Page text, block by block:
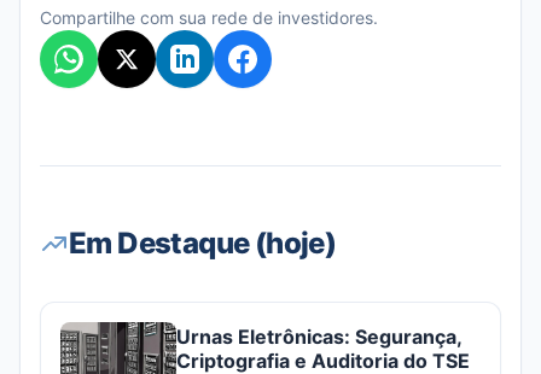
Compartilhe com sua rede de investidores.
Em Destaque (hoje)
Urnas Eletrônicas: Segurança,
Criptografia e Auditoria do TSE